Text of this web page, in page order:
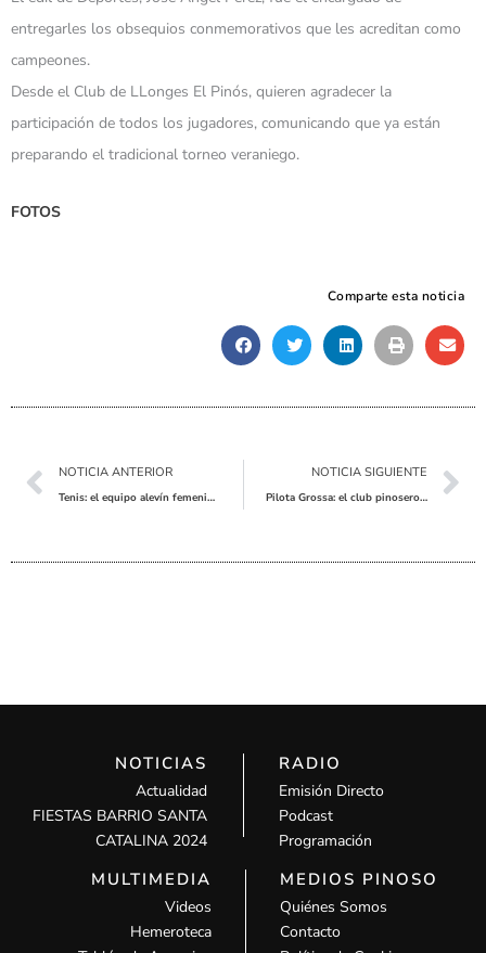
entregarles los obsequios conmemorativos que les acreditan como
campeones.
Desde el Club de LLonges El Pinós, quieren agradecer la
participación de todos los jugadores, comunicando que ya están
preparando el tradicional torneo veraniego.
FOTOS
Comparte esta noticia
AntNOTICIA ANTERIOR
Tenis: el equipo alevín femenino clasificado para el campeonato de España de Clubs
NOTICIA SIGUIENTE
Pilota Grossa: el club pinosero se proclama campeón de la Supercopa
NOTICIAS
Actualidad
FIESTAS BARRIO SANTA
CATALINA 2024
RADIO
Emisión Directo
Podcast
Programación
MULTIMEDIA
Videos
Hemeroteca
MEDIOS PINOSO
Quiénes Somos
Contacto